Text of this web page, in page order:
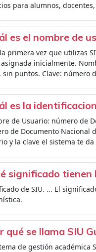
para alumnos,
es el nombre de
primera vez que utilizas
asignada inicialmente.
sin puntos. Clave: número
es la
de Usuario: número de
de Documento Nacional
y la clave el sistema te
significado tienen
de SIU. ... El
qué se llama SIU
de gestión académica